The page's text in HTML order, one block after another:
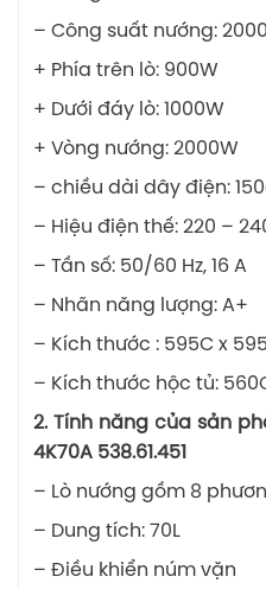
– Công suất nướng:
+ Phía trên lò: 900W
+ Dưới đáy lò: 1000W
+ Vòng nướng: 2000W
– chiều dài dây điện:
– Hiệu điện thế: 220 –
– Tần số: 50/60 Hz, 16 A
– Nhãn năng lượng: A+
– Kích thước : 595C x
– Kích thước hộc tủ:
2. Tính năng của sản
4K70A 538.61.451
– Lò nướng gồm 8
– Dung tích: 70L
– Điều khiển núm vặn